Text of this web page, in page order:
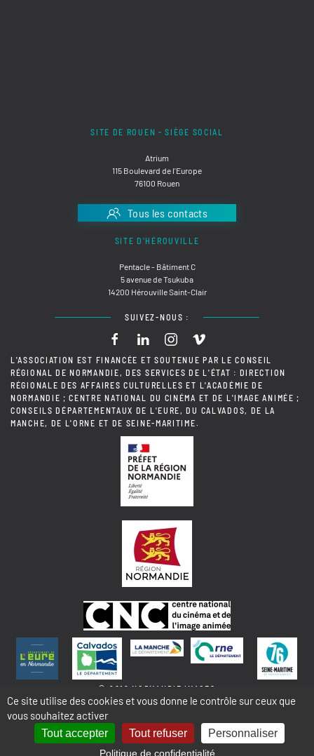
SITE DE ROUEN - SIÈGE SOCIAL
Atrium
115 Boulevard de l'Europe
76100 Rouen
Tous les contacts
SITE D'HÉROUVILLE
Pentacle - Bâtiment C
5 avenue de Tsukuba
14200 Hérouville Saint-Clair
SUIVEZ-NOUS :
L'ASSOCIATION EST FINANCÉE ET SOUTENUE PAR LE CONSEIL
RÉGIONAL DE NORMANDIE, DES SERVICES DE L'ÉTAT : DIRECTION
RÉGIONALE DES AFFAIRES CULTURELLES ET L'ACADÉMIE DE
NORMANDIE ; CENTRE NATIONAL DU CINÉMA ET DE L'IMAGE ANIMÉE ;
CONSEILS DÉPARTEMENTAUX DE L'EURE, DU CALVADOS, DE LA
MANCHE, DE L'ORNE ET DE SEINE-MARITIME.
© 2018 NORMANDIE IMAGES
MENTIONS LÉGALES - COOKIES & STATISTIQUES PLAN DU SITE
Ce site utilise des cookies et vous donne le contrôle sur ceux que
vous souhaitez activer
Tout accepter Tout refuser Personnaliser
Politique de confidentialité